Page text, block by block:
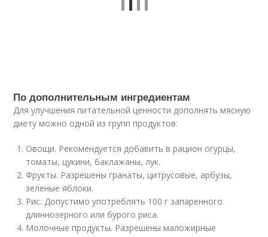
По дополнительным ингредиентам
Для улучшения питательной ценности дополнять мясную
диету можно одной из групп продуктов:
Овощи. Рекомендуется добавить в рацион огурцы,
томаты, цукини, баклажаны, лук.
Фрукты. Разрешены гранаты, цитрусовые, арбузы,
зеленые яблоки.
Рис. Допустимо употреблять 100 г запаренного
длиннозерного или бурого риса.
Молочные продукты. Разрешены маложирные